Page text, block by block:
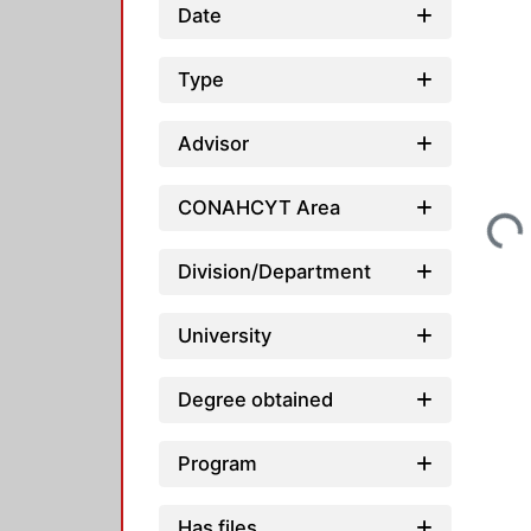
Date
Type
Advisor
CONAHCYT Area
Division/Department
University
Degree obtained
Program
Loading...